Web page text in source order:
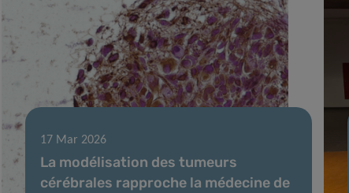
17 Mar 2026
La modélisation des tumeurs
cérébrales rapproche la médecine de